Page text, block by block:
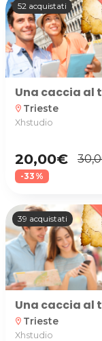
52 acquistati
Una caccia al
location_on Trieste
Xhstudio
20,00€
-33%
39 acquistati
Una caccia al
location_on Trieste
Xhstudio